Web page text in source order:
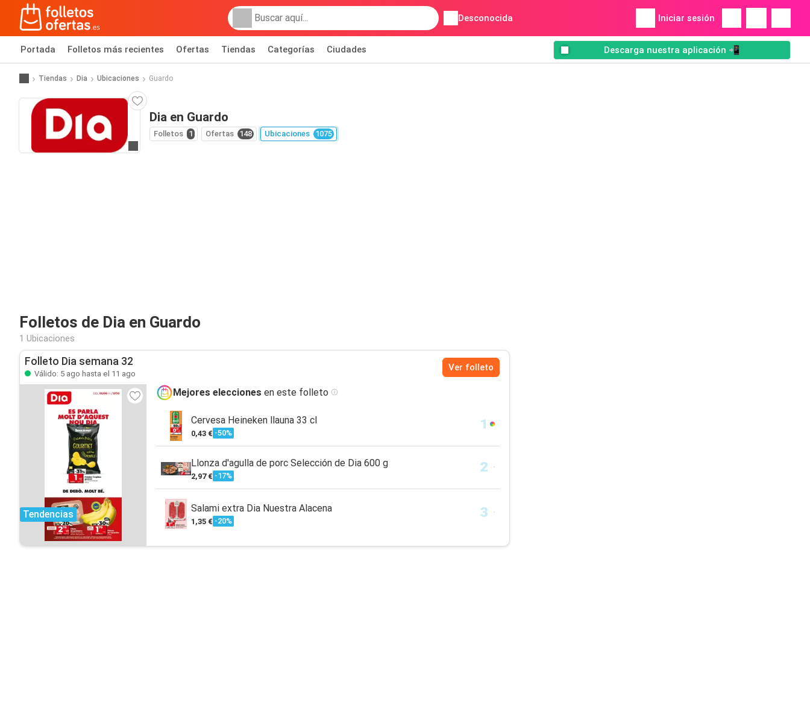
Desconocida Iniciar sesión
Portada Folletos más recientes Ofertas Tiendas Categorías Ciudades Descarga nuestra aplicación 📲
Tiendas Dia Ubicaciones Guardo
Dia en Guardo
Folletos 1 Ofertas 148 Ubicaciones 1075
Folletos de Dia en Guardo
1 Ubicaciones
Folleto Dia semana 32
Válido: 5 ago hasta el 11 ago
Ver folleto
Tendencias
Mejores elecciones en este folleto
Cervesa Heineken llauna 33 cl
0,43 € -50%
Llonza d'agulla de porc Selección de Dia 600 g
2,97 € -17%
Salami extra Dia Nuestra Alacena
1,35 € -20%